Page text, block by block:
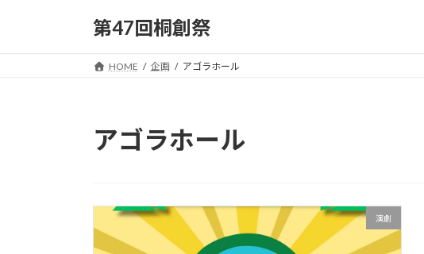
第47回桐創祭
HOME 企画 アゴラホール
アゴラホール
演劇